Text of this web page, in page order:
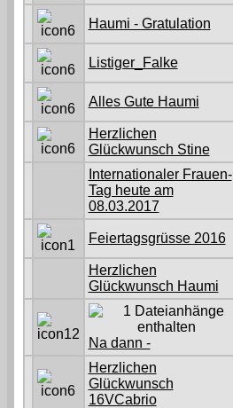
Haumi - Gratulation
Listiger_Falke
Alles Gute Haumi
Herzlichen
Glückwunsch Stine
Internationaler Frauen-
Tag heute am
08.03.2017
Feiertagsgrüsse 2016
Herzlichen
Glückwunsch Haumi
Na dann -
Herzlichen
Glückwunsch
16VCabrio